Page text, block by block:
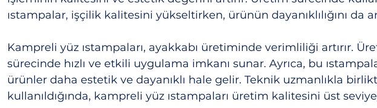
ıstampalar, işçilik kalitesini yükseltirken, ürünün dayanıklılığını da
Kampreli yüz ıstampaları, ayakkabı üretiminde verimliliği artırır.
sürecinde hızlı ve etkili uygulama imkanı sunar. Ayrıca, bu
ürünler daha estetik ve dayanıklı hale gelir. Teknik uzmanlıkla
kullanıldığında, kampreli yüz ıstampaları üretim kalitesini üst